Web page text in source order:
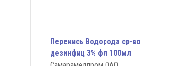
Перекись Водорода ср-во
дезинфиц 3% фл 100мл